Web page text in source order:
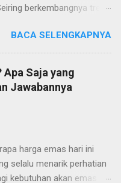
berkembangnya tren
memilih wedding ring
tetapi juga memiliki
antara banyaknya pilihan
Jeweler berhasil
koleksi wedding ring
estetis, tapi juga sarat
didesain dengan filosofi
BACA SELENGKAPNYA
Apa Saja yang
Jawabannya
harga emas hari ini
selalu menarik perhatian
kebutuhan akan emas